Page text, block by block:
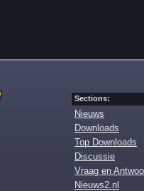
Sections:
Nieuws
Downloads
Top Downloads
Discussie
Vraag en
Nieuws2.nl